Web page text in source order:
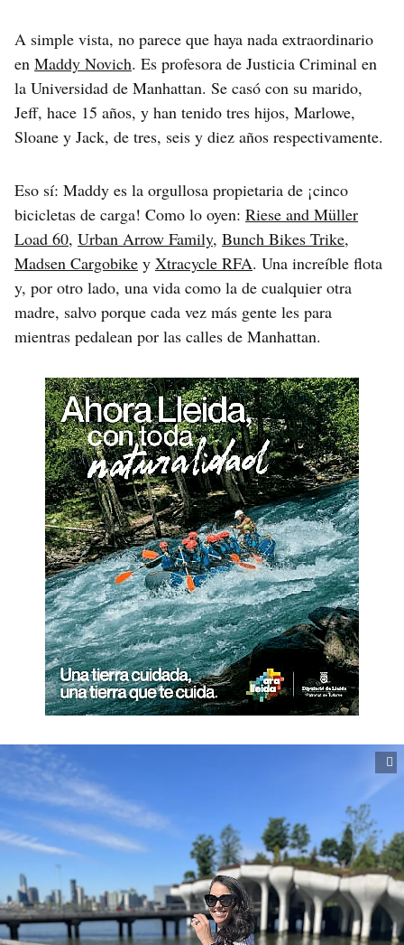
A simple vista, no parece que haya nada extraordinario
en Maddy Novich. Es profesora de Justicia Criminal en
la Universidad de Manhattan. Se casó con su marido,
Jeff, hace 15 años, y han tenido tres hijos, Marlowe,
Sloane y Jack, de tres, seis y diez años respectivamente.
Eso sí: Maddy es la orgullosa propietaria de ¡cinco
bicicletas de carga! Como lo oyen: Riese and Müller
Load 60, Urban Arrow Family, Bunch Bikes Trike,
Madsen Cargobike y Xtracycle RFA. Una increíble flota
y, por otro lado, una vida como la de cualquier otra
madre, salvo porque cada vez más gente les para
mientras pedalean por las calles de Manhattan.